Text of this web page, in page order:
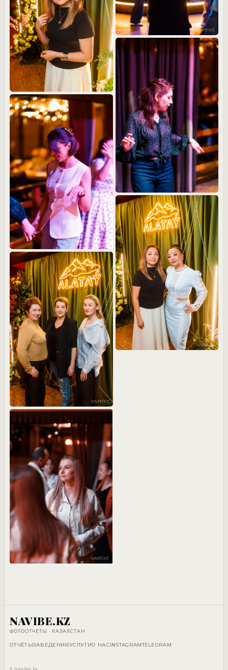
NAVIBE.KZ
ФОТООТЧЁТЫ · КАЗАХСТАН
ОТЧЁТЫЗАВЕДЕНИЯУСЛУГИО НАСINSTAGRAMTELEGRAM
© Navibe.kz